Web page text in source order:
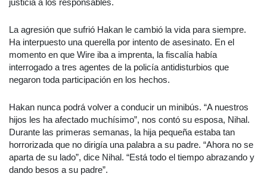
justicia a los responsables.
La agresión que sufrió Hakan le cambió la vida para siempre.
Ha interpuesto una querella por intento de asesinato. En el
momento en que Wire iba a imprenta, la fiscalía había
interrogado a tres agentes de la policía antidisturbios que
negaron toda participación en los hechos.
Hakan nunca podrá volver a conducir un minibús. “A nuestros
hijos les ha afectado muchísimo”, nos contó su esposa, Nihal.
Durante las primeras semanas, la hija pequeña estaba tan
horrorizada que no dirigía una palabra a su padre. “Ahora no se
aparta de su lado”, dice Nihal. “Está todo el tiempo abrazando y
dando besos a su padre”.